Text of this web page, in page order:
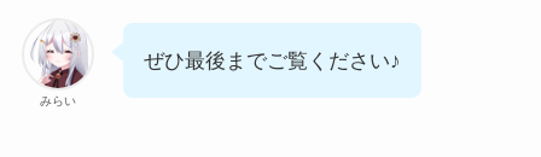
みらい
ぜひ最後までご覧ください♪